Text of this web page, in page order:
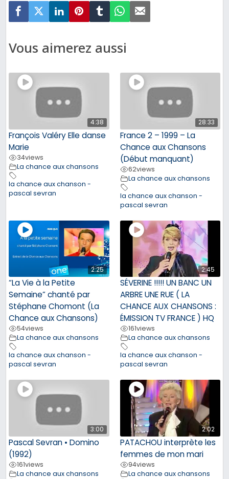
Vous aimerez aussi
4:38
François Valéry Elle danse
Marie
34views
La chance aux chansons
la chance aux chanson -
pascal sevran
28:33
France 2 – 1999 – La
Chance aux Chansons
(Début manquant)
62views
La chance aux chansons
la chance aux chanson -
pascal sevran
2:25
“La Vie à la Petite
Semaine” chanté par
Stéphane Chomont (La
Chance aux Chansons)
54views
La chance aux chansons
la chance aux chanson -
pascal sevran
2:45
SÉVERINE !!!!! UN BANC UN
ARBRE UNE RUE ( LA
CHANCE AUX CHANSONS :
ÉMISSION TV FRANCE ) HQ
161views
La chance aux chansons
la chance aux chanson -
pascal sevran
3:00
Pascal Sevran • Domino
(1992)
161views
La chance aux chansons
2:02
PATACHOU interprète les
femmes de mon mari
94views
La chance aux chansons